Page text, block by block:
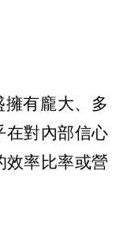
有龐大、多
在對內部信心
效率比率或營